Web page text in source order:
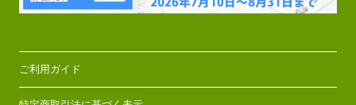
ご利用ガイド